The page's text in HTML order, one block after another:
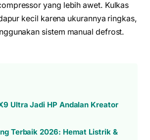
yang lebih awet. Kulkas
kecil karena ukurannya ringkas,
sistem manual defrost.
Ultra Jadi HP Andalan Kreator
Terbaik 2026: Hemat Listrik &